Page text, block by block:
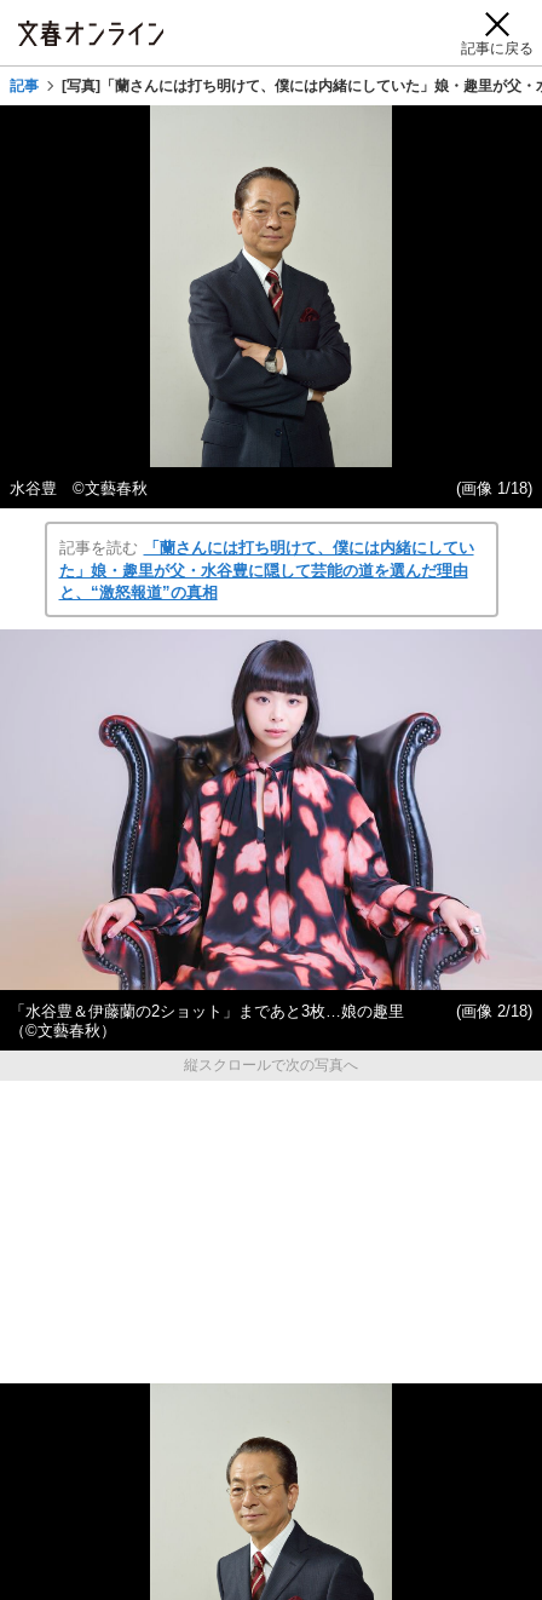
記事に戻る
記事 [写真]「蘭さんには打ち明けて、僕には内緒にしていた」娘・趣里が父
水谷豊 ©︎文藝春秋 (画像 1/18)
記事を読む
「蘭さんには打ち明けて、僕には内緒にしてい
た」娘・趣里が父・水谷豊に隠して芸能の道を選んだ理由
と、“激怒報道”の真相
「水谷豊＆伊藤蘭の2ショット」まであと3枚…娘の趣里
（©︎文藝春秋）
(画像 2/18)
縦スクロールで次の写真へ